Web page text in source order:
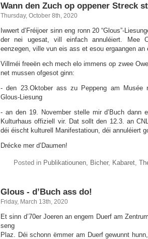
Wann den Zuch op oppener Streck
Thursday, October 8th, 2020
Iwwert d’Fréijoer sinn eng ronn 20 “Glous”-
der nei ugesat, vill einfach annuléiert. Mee
eenzegen, ville vun eis ass et esou ergaangen
Villméi freeën ech mech elo immens op zwee
net mussen ofgesot ginn:
- den 23.Oktober ass zu Peppeng am Musée
Glous-Liesung
- an den 19. November stelle mir d’Buch dann
Kulturhaus offiziell vir. Dat sollt den 12.3. an
déi éischt kulturell Manifestatioun, déi annuléiert
Drécke mer d’Daumen!
Posted in Publikatiounen, Bicher, Kabaret,
Glous - d’Buch ass do!
Friday, March 13th, 2020
Et sinn d’70er Joeren an engem Duerf am
seng
Plaz. Déi schonn ëmmer am Duerf gewunnt